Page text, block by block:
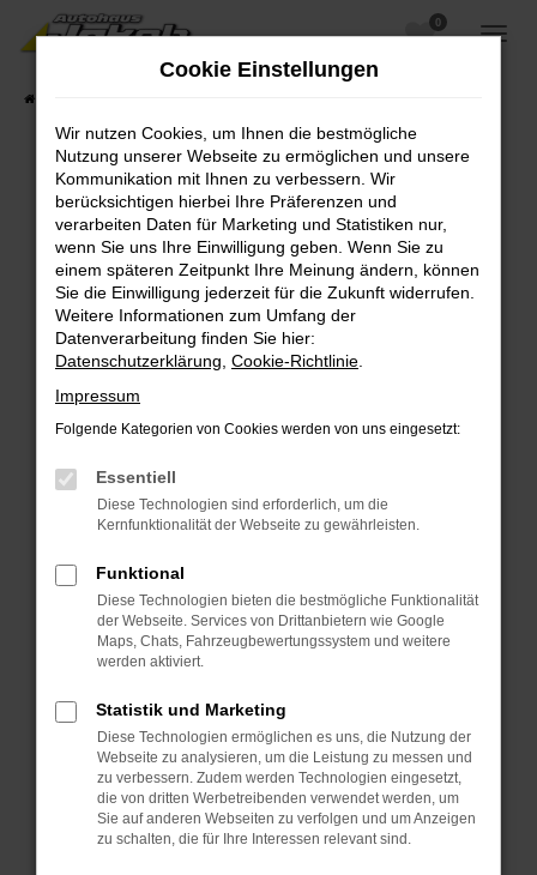
Zum
Hauptinhalt
0
Fehler: Network Error
Beim Laden ist ein Fehler aufgetreten.
Hier sind ein paar Tipps, die dir helfen können:
Überprüfe deine Firewall und deine
Internetverbindung.
Laden andere Webseiten, zum Beispiel deine
Suchmaschine?
Prüfe deine Browsererweiterungen.
Manche Erweiterungen, wie Werbeblocker,
können das Laden bestimmter Seiten
verhindern. Funktioniert die Seite in einem
Fenster?
Starte dein Gerät neu.
Das kann manchmal helfen, vorübergehende
Probleme zu beheben.
Betriebssystem auf dem neuesten Stand
sind.
Veraltete Software birgt nicht nur ein
Sicherheitsrisiko, sondern kann auch dazu
führen, dass bestimmte Funktionen nicht mehr
unterstützt werden.
Cookie Einstellungen
Wir nutzen Cookies, um Ihnen die bestmögliche
Nutzung unserer Webseite zu ermöglichen und unsere
Kommunikation mit Ihnen zu verbessern. Wir
berücksichtigen hierbei Ihre Präferenzen und
verarbeiten Daten für Marketing und Statistiken nur,
wenn Sie uns Ihre Einwilligung geben. Wenn Sie zu
einem späteren Zeitpunkt Ihre Meinung ändern, können
Sie die Einwilligung jederzeit für die Zukunft widerrufen.
Weitere Informationen zum Umfang der
Datenverarbeitung finden Sie hier:
Datenschutzerklärung Cookie-Richtlinie
Impressum
Folgende Kategorien von Cookies werden von uns eingesetzt:
Essentiell
Diese Technologien sind erforderlich, um die
Kernfunktionalität der Webseite zu gewährleisten.
Funktional
Diese Technologien bieten die bestmögliche Funktionalität
der Webseite. Services von Drittanbietern wie Google
Maps, Chats, Fahrzeugbewertungssystem und weitere
werden aktiviert.
Statistik und Marketing
Diese Technologien ermöglichen es uns, die Nutzung der
Webseite zu analysieren, um die Leistung zu messen und
zu verbessern. Zudem werden Technologien eingesetzt,
die von dritten Werbetreibenden verwendet werden, um
Sie auf anderen Webseiten zu verfolgen und um Anzeigen
zu schalten, die für Ihre Interessen relevant sind.